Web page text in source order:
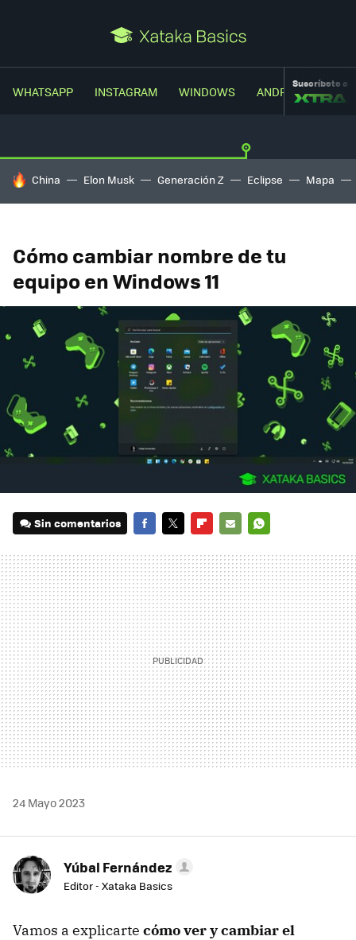
WHATSAPP INSTAGRAM WINDOWS ANDROIDSuscríbete a
HOY SE HABLA DE
China Elon Musk Generación Z Eclipse Mapa
Cómo cambiar nombre de tu
equipo en Windows 11
Sin comentarios
MAIL
24 Mayo 2023
Yúbal Fernández
Editor - Xataka Basics
Vamos a explicarte cómo ver y cambiar el